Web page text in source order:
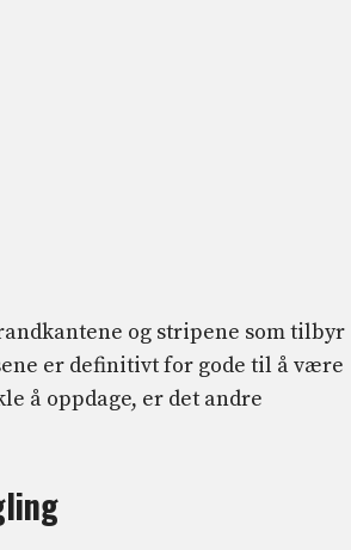
og stripene som tilbyr
er definitivt for gode til å være
å oppdage, er det andre